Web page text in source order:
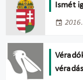
Ismét
véradás